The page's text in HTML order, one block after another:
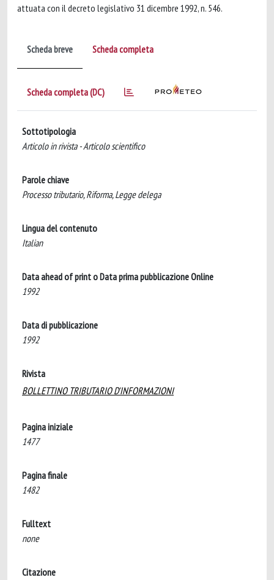
attuata con il decreto legislativo 31 dicembre 1992, n. 546.
Scheda breve Scheda completa
Scheda completa (DC)
Sottotipologia
Articolo in rivista - Articolo scientifico
Parole chiave
Processo tributario, Riforma, Legge delega
Lingua del contenuto
Italian
Data ahead of print o Data prima pubblicazione Online
1992
Data di pubblicazione
1992
Rivista
BOLLETTINO TRIBUTARIO D'INFORMAZIONI
Pagina iniziale
1477
Pagina finale
1482
Fulltext
none
Citazione